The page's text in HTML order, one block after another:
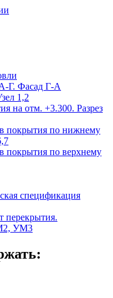
Г. Фасад Г-А
1,2
на отм. +3.300. Разрез
покрытия по нижнему
покрытия по верхнему
спецификация
перекрытия.
УМ3